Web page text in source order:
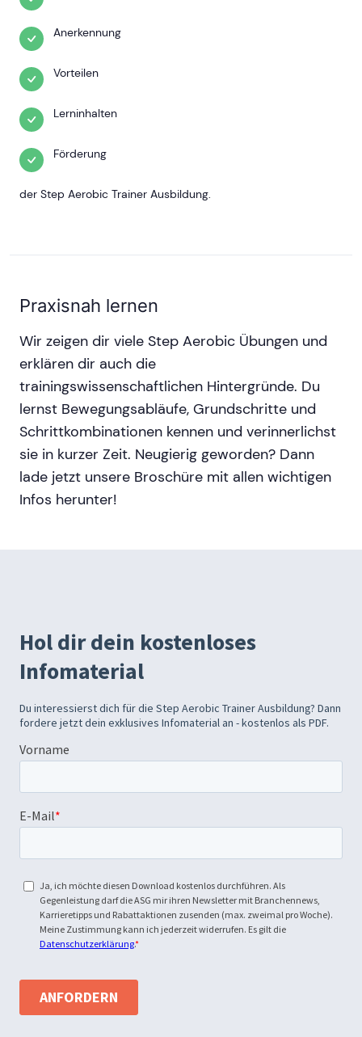
Anerkennung
Vorteilen
Lerninhalten
Förderung
der Step Aerobic Trainer Ausbildung.
Praxisnah lernen
Wir zeigen dir viele Step Aerobic Übungen und
erklären dir auch die
trainingswissenschaftlichen Hintergründe. Du
lernst Bewegungsabläufe, Grundschritte und
Schrittkombinationen kennen und verinnerlichst
sie in kurzer Zeit. Neugierig geworden? Dann
lade jetzt unsere Broschüre mit allen wichtigen
Infos herunter!